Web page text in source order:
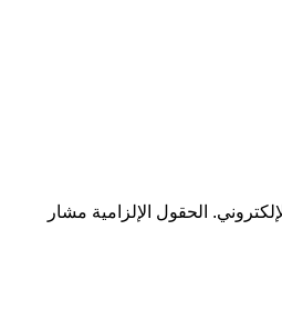
الحقول الإلزامية مشار